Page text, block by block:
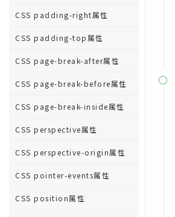
CSS padding-right属性
CSS padding-top属性
CSS page-break-after属性
CSS page-break-before属性
CSS page-break-inside属性
CSS perspective属性
CSS perspective-origin属性
CSS pointer-events属性
CSS position属性
